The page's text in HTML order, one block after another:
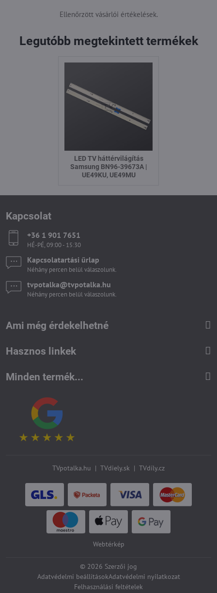
Ellenőrzött vásárlói értékelések.
Legutóbb megtekintett termékek
LED TV háttérvilágítás
Samsung BN96-39673A |
UE49KU, UE49MU
Kapcsolat
+36 1 901 7651
HÉ-PÉ, 09:00 - 15:30
Kapcsolatartási űrlap
Néhány percen belül válaszolunk.
tvpotalka​@tvpotalka​.hu
Néhány percen belül válaszolunk.
Ami még érdekelhetné
Hasznos linkek
Minden termék...
TVpotalka.hu | TVdiely.sk | TVdíly.cz
Webtérkép
© 2026 Szerzői jog
Adatvédelmi beállításokAdatvédelmi nyilatkozat
Felhasználási feltételek